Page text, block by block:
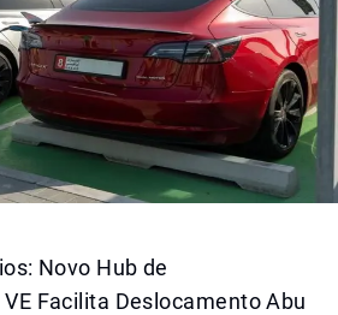
Novo Hub de
Facilita Deslocamento Abu